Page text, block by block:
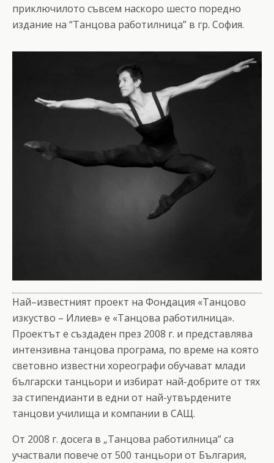
приключилото съвсем наскоро шесто поредно
издание на “Танцова работилница” в гр. София.
Най–известният проект на Фондация «Танцово
изкуство – Илиев» е «Танцова работилница».
Проектът е създаден през 2008 г. и представлява
интензивна танцова програма, по време на която
световно известни хореографи обучават млади
български танцьори и избират най-добрите от тях
за стипендианти в едни от най-утвърдените
танцови училища и компании в САЩ.
От 2008 г. досега в „Танцова работилница” са
участвали повече от 500 танцьори от България,